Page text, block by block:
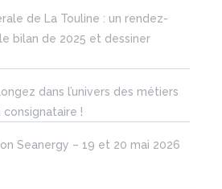
de La Touline : un rendez-
bilan de 2025 et dessiner
dans l’univers des métiers
consignataire !
Seanergy – 19 et 20 mai 2026